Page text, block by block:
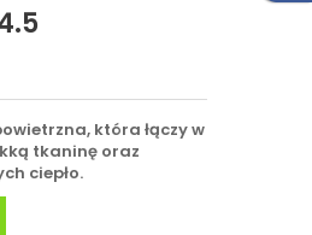
która łączy w
tkaninę oraz
ciepło.